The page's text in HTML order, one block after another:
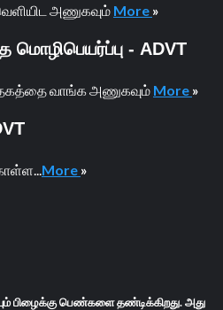
அணுகவும் More »
மொழிபெயர்ப்பு - ADVT
வாங்க அணுகவும் More »
More »
பிழைக்கு பெண்களை தண்டிக்கிறது. அது